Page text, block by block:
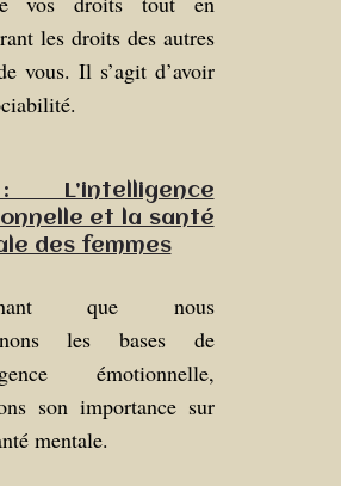
les droits des autres
vous. Il s’agit d’avoir
et la santé
des femmes
que nous
les bases de
émotionnelle,
son importance sur
mentale.